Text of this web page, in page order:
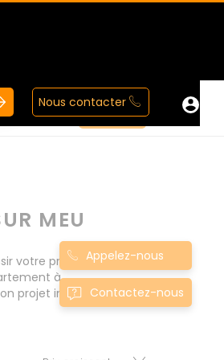
Nous contacter
MEU
votre projet
à
projet immobilier.
Appelez-nous
Contactez-nous